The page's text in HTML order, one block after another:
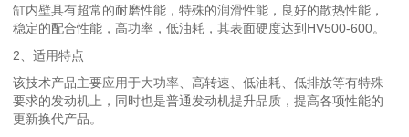
缸内壁具有超常的耐磨性能，特殊的润滑性能，良好的散热性能，
稳定的配合性能，高功率，低油耗，其表面硬度达到HV500-600。
2、适用特点
该技术产品主要应用于大功率、高转速、低油耗、低排放等有特殊
要求的发动机上，同时也是普通发动机提升品质，提高各项性能的
更新换代产品。